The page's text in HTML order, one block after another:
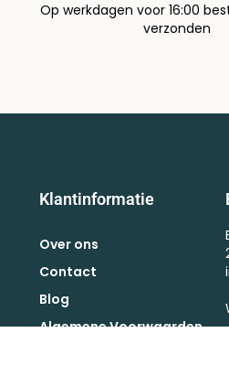
Op werkdagen voor 16:00
verzonden
Klantinformatie
Over ons
Contact
Blog
Algemene Voorwaarden